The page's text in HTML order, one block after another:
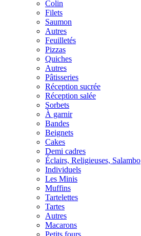
Colin
Filets
Saumon
Autres
Feuilletés
Pizzas
Quiches
Autres
Pâtisseries
Réception sucrée
Réception salée
Sorbets
À garnir
Bandes
Beignets
Cakes
Demi cadres
Éclairs, Religieuses, Salambo
Individuels
Les Minis
Muffins
Tartelettes
Tartes
Autres
Macarons
Petits fours